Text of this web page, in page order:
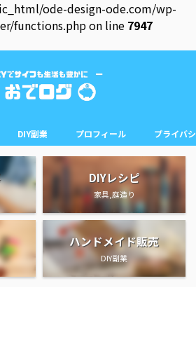
ode-design-ode.com/wp-
functions.php on line 7947
DIY副業 プロフィール プライバ
DIYレシピ
家具,庭造り
ハンドメイド販売
DIY副業